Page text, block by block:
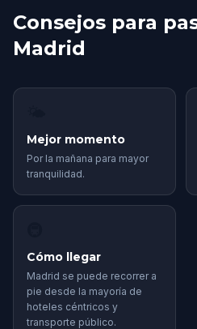
Consejos para
Madrid
Mejor momento
Por la mañana para mayor
tranquilidad.
Cómo llegar
Madrid se puede recorrer a
pie desde la mayoría de
hoteles céntricos y
transporte público.